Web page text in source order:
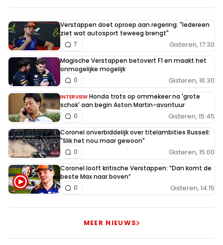
motor of uitgevallen of zelfs niet eens gestart in 6
races. De McLarens is het nog het meeste
overkomen. Maar er wordt alleen naar RedBull
verwezen steeds.
Meepraten? Dat kan! Je hoeft je alleen maar aan te
melden met een RN365-account.
INLOGGEN AANMELDEN
Verstappen doet oproep aan regering: "Iedereen
ziet wat autosport teweeg brengt"
Gisteren, 17:30
7
Magische Verstappen betovert F1 en maakt het
onmogelijke mogelijk
Gisteren, 16:30
0
INTERVIEW Honda trots op ommekeer na 'grote
schok' aan begin Aston Martin-avontuur
Gisteren, 15:45
0
Coronel onverbiddelijk over titelambities Russell:
"Slik het nou maar gewoon"
Gisteren, 15:00
0
Coronel looft kritische Verstappen: “Dan komt de
beste Max naar boven”
Gisteren, 14:15
0
MEER NIEUWS